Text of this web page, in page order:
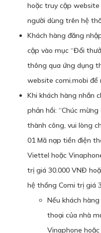
hoặc truy cập
người dùng trên hệ
Khách hàng đăng
cập vào mục “Đổi
thông qua ứng dụng
website comi.mobi để
Khi khách hàng nhắn
phản hồi: “Chúc
thành công, vui lòng
01 Mã nạp tiền điện
Viettel hoặc
trị giá 30.000 VNĐ
hệ thống Comi trị giá
Nếu khách
thoại của nhà
Vinaphone